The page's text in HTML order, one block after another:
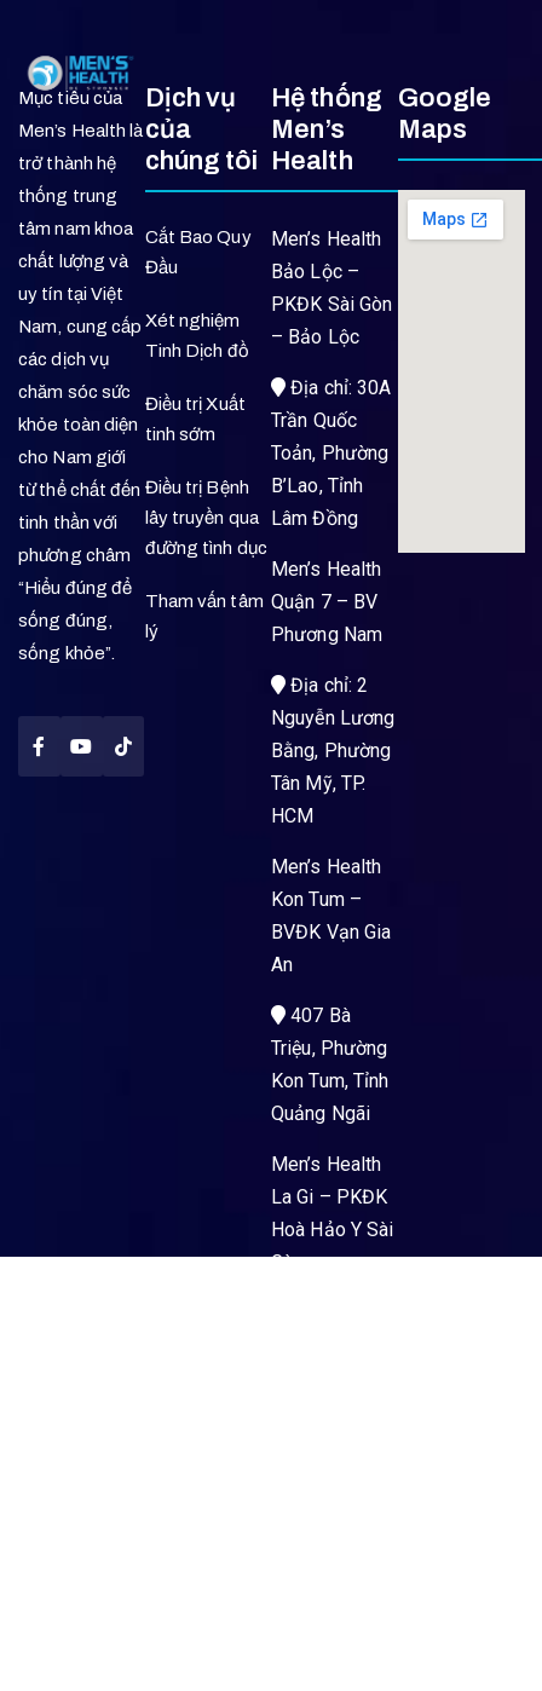
Mục tiêu của
Men’s Health là
trở thành hệ
thống trung
tâm nam khoa
chất lượng và
uy tín tại Việt
Nam, cung cấp
các dịch vụ
chăm sóc sức
khỏe toàn diện
cho Nam giới
từ thể chất đến
tinh thần với
phương châm
“Hiểu đúng để
sống đúng,
sống khỏe”.
Dịch vụ
của
chúng tôi
Cắt Bao Quy
Đầu
Xét nghiệm
Tinh Dịch đồ
Điều trị Xuất
tinh sớm
Điều trị Bệnh
lây truyền qua
đường tình dục
Tham vấn tâm
lý
Hệ thống
Men’s
Health
Men’s Health
Bảo Lộc –
PKĐK Sài Gòn
– Bảo Lộc
Địa chỉ: 30A
Trần Quốc
Toản, Phường
B’Lao, Tỉnh
Lâm Đồng
Men’s Health
Quận 7 – BV
Phương Nam
Địa chỉ: 2
Nguyễn Lương
Bằng, Phường
Tân Mỹ, TP.
HCM
Men’s Health
Kon Tum –
BVĐK Vạn Gia
An
407 Bà
Triệu, Phường
Kon Tum, Tỉnh
Quảng Ngãi
Men’s Health
La Gi – PKĐK
Hoà Hảo Y Sài
Gòn
Google
Maps